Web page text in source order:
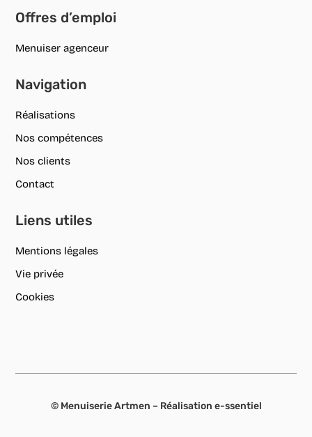
Offres d’emploi
Menuiser agenceur
Navigation
Réalisations
Nos compétences
Nos clients
Contact
Liens utiles
Mentions légales
Vie privée
Cookies
© Menuiserie Artmen – Réalisation e-ssentiel